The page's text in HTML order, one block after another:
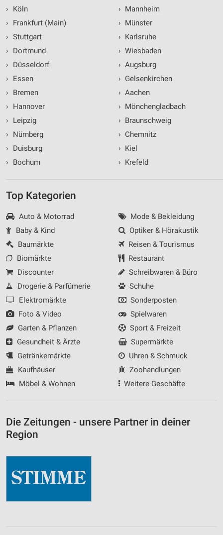
›
Köln
›
Frankfurt (Main)
› Stuttgart
›
Dortmund
›
Düsseldorf
›
Essen
›
Bremen
›
Hannover
›
Leipzig
›
Nürnberg
›
Duisburg
›
Bochum
› Mannheim
› Münster
› Karlsruhe
› Wiesbaden
› Augsburg
› Gelsenkirchen
› Aachen
› Mönchengladbach
› Braunschweig
› Chemnitz
› Kiel
› Krefeld
Top Kategorien
Auto & Motorrad
Baby & Kind
Baumärkte
Biomärkte
Discounter
Drogerie & Parfümerie
Elektromärkte
Foto & Video
Garten & Pflanzen
Gesundheit & Ärzte
Getränkemärkte
Kaufhäuser
Möbel & Wohnen
Mode & Bekleidung
Optiker & Hörakustik
Reisen & Tourismus
Restaurant
Schreibwaren & Büro
Schuhe
Sonderposten
Spielwaren
Sport & Freizeit
Supermärkte
Uhren & Schmuck
Zoohandlungen
Weitere Geschäfte
Die Zeitungen - unsere Partner in deiner
Region